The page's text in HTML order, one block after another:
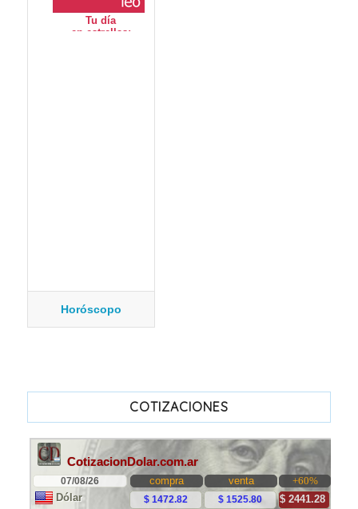
Horóscopo
COTIZACIONES